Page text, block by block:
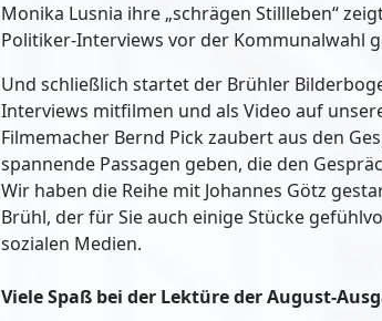
Monika Lusnia ihre „schrägen Stillleben“
Politiker-Interviews vor der Kommunalwahl
Und schließlich startet der Brühler
Interviews mitfilmen und als Video auf
Filmemacher Bernd Pick zaubert aus den
spannende Passagen geben, die den
Wir haben die Reihe mit Johannes Götz
Brühl, der für Sie auch einige Stücke
sozialen Medien.
Viele Spaß bei der Lektüre der August-